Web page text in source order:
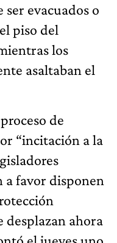
evacuados o
piso del
los
asaltaban el
de
“incitación a la
a favor disponen
desplazan ahora